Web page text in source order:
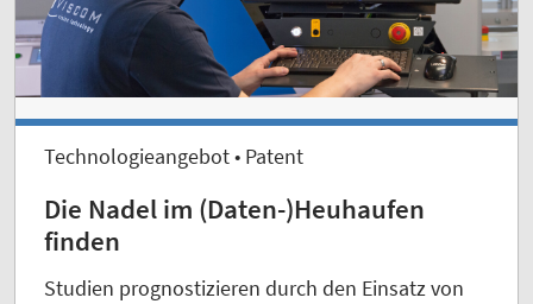
Technologieangebot • Patent
Die Nadel im (Daten-)Heuhaufen
finden
Studien prognostizieren durch den Einsatz von